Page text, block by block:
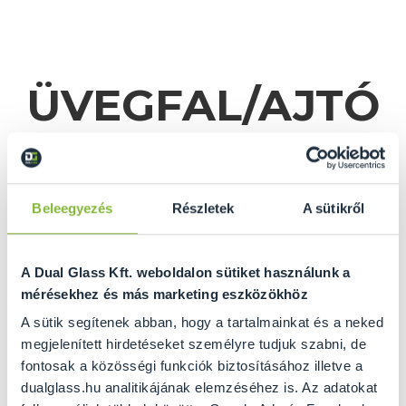
Beleegyezés Részletek A sütikről
A Dual Glass Kft. weboldalon sütiket használunk a
mérésekhez és más marketing eszközökhöz
A sütik segítenek abban, hogy a tartalmainkat és a neked
megjelenített hirdetéseket személyre tudjuk szabni, de
fontosak a közösségi funkciók biztosításához illetve a
dualglass.hu analitikájának elemzéséhez is. Az adatokat
ÜVEGFAL/AJTÓ
KALKULÁTOR
GRATULÁLUNK ÖNNEK